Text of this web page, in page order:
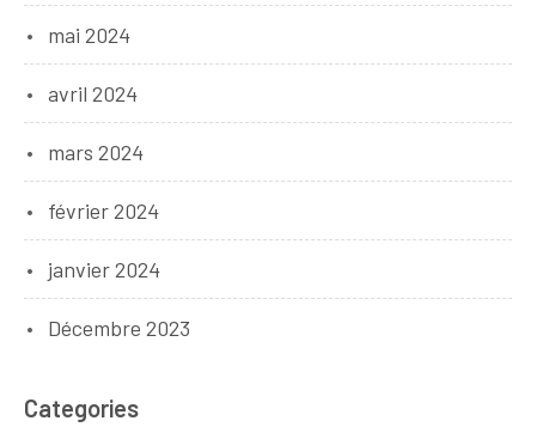
mai 2024
avril 2024
mars 2024
février 2024
janvier 2024
Décembre 2023
Categories